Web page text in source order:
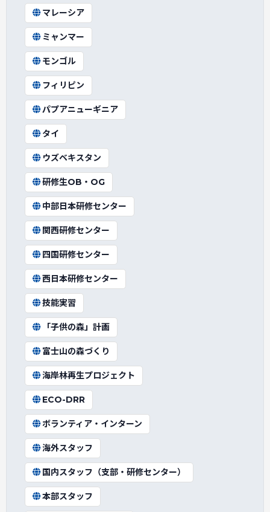
マレーシア
ミャンマー
モンゴル
フィリピン
パプアニューギニア
タイ
ウズベキスタン
研修生OB・OG
中部日本研修センター
関西研修センター
四国研修センター
西日本研修センター
技能実習
「子供の森」計画
富士山の森づくり
海岸林再生プロジェクト
ECO-DRR
ボランティア・インターン
海外スタッフ
国内スタッフ（支部・研修センター）
本部スタッフ